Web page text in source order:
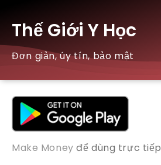
Thế Giới Y Học
Đơn giản, úy tín, bảo mật
Make Money để dùng trực tiếp